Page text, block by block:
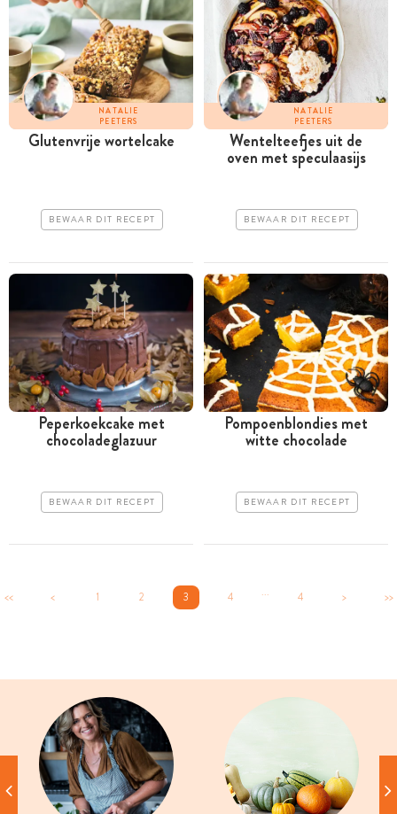
NATALIE
PEETERS
Glutenvrije wortelcake
BEWAAR DIT RECEPT
NATALIE
PEETERS
Wentelteefjes uit de
oven met speculaasijs
BEWAAR DIT RECEPT
Peperkoekcake met
chocoladeglazuur
BEWAAR DIT RECEPT
Pompoenblondies met
witte chocolade
BEWAAR DIT RECEPT
<< < 1 2 3 4 ... 4 > >>